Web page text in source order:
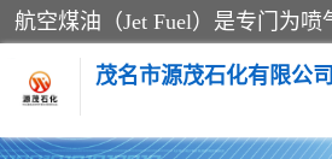
茂名市源茂石化有限公司